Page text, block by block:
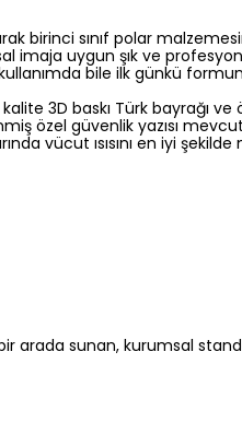
birinci sınıf polar
imaja uygun şık ve
bile ilk günkü
3D baskı Türk bayrağı ve
özel güvenlik yazısı
vücut ısısını en iyi
arada sunan, kurumsal